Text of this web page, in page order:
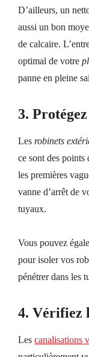
D’ailleurs, un
aussi un bon
de calcaire.
optimal de votre
panne en pleine
3.
Les robinets
ce sont des
les premières
vanne d’arrêt de
tuyaux.
Vous pouvez
pour isoler vos
pénétrer dans les
4. Vérifiez
Les canalisations